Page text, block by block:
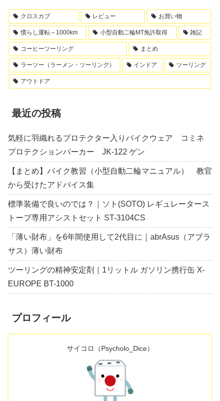
クロスカブ レビュー お買い物
慣らし運転～1000km 小型自動二輪MT免許取得 雑記
コーヒーツーリング まとめ
ラーツー（ラーメン・ツーリング） インドア ツーリング
アウトドア
最近の投稿
気軽に羽織れるプロテクター入りバイクウェア コミネ
プロテクションパーカー JK-122 ゲン
【まとめ】バイク教習（小型自動二輪マニュアル） 教官
から受けたアドバイス集
標準装備で良いのでは？｜ソト(SOTO) レギュレータース
トーブ専用アシストセット ST-3104CS
「薄い財布」を6年間使用して2代目に｜abrAsus（アブラ
サス）薄い財布
ツーリングの精神安定剤｜1リットル ガソリン携行缶 X-
EUROPE BT-1000
プロフィール
サイコロ（Psycholo_Dice）